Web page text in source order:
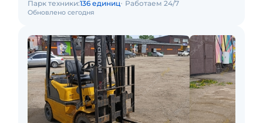
Обновлено сегодня
Парк техники:136 единиц Работаем 24/7